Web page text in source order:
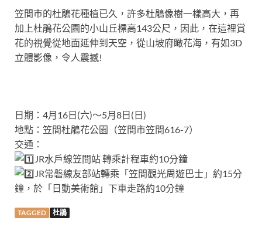
笠間巿的杜鵑花種植已久，許多杜鵑像樹一樣高大，再
加上杜鵑花公園的小山丘標高143公尺，因此，在這裡賞
花的視覺從地面延伸到天空，從山坡府瞰花海，有如3D
立體影像，令人震撼!
日期：4月16日(六)～5月8日(日)
地點：笠間杜鵑花公園（笠間市笠間616-7）
交通：
JR水戶線笠間站 轉乘計程車約10分鐘
JR常磐線友部站轉乘「笠間觀光周遊巴士」約15分
鐘，於「日動美術館」下車走路約10分鐘
TAGGED 杜鵑